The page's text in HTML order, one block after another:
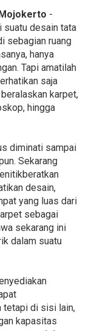
-
suatu desain tata
sebagian ruang
hanya
Tapi amatilah
saja
karpet,
hingga
diminati sampai
Sekarang
desain,
yang luas dari
sebagai
sekarang ini
dalam suatu
tetapi di sisi lain,
kapasitas